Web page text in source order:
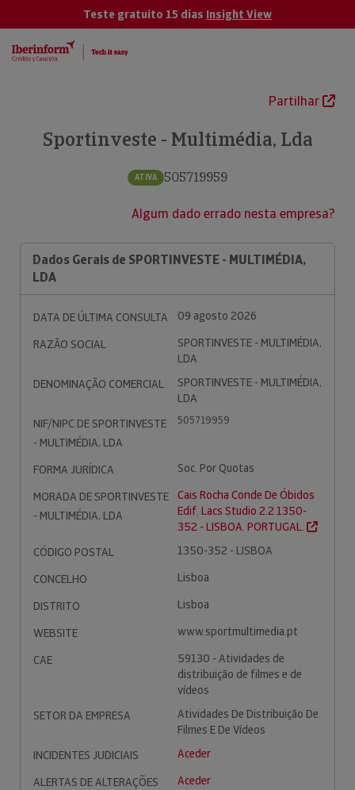
Teste gratuito 15 dias Insight View
Partilhar
Sportinveste - Multimédia, Lda
ATIVA 505719959
Algum dado errado nesta empresa?
Dados Gerais de SPORTINVESTE - MULTIMÉDIA,
LDA
DATA DE ÚLTIMA CONSULTA
09 agosto 2026
RAZÃO SOCIAL
SPORTINVESTE - MULTIMÉDIA,
LDA
DENOMINAÇÃO COMERCIAL
SPORTINVESTE - MULTIMÉDIA,
LDA
NIF/NIPC DE SPORTINVESTE
- MULTIMÉDIA, LDA
505719959
FORMA JURÍDICA
Soc. Por Quotas
MORADA DE SPORTINVESTE
- MULTIMÉDIA, LDA
Cais Rocha Conde De Óbidos
Edif. Lacs Studio 2.2 1350-
352 - LISBOA. PORTUGAL.
CÓDIGO POSTAL
1350-352 - LISBOA
CONCELHO
Lisboa
DISTRITO
Lisboa
WEBSITE
www.sportmultimedia.pt
CAE
59130 - Atividades de
distribuição de filmes e de
vídeos
SETOR DA EMPRESA
Atividades De Distribuição De
Filmes E De Vídeos
INCIDENTES JUDICIAIS
Aceder
ALERTAS DE ALTERAÇÕES
Aceder